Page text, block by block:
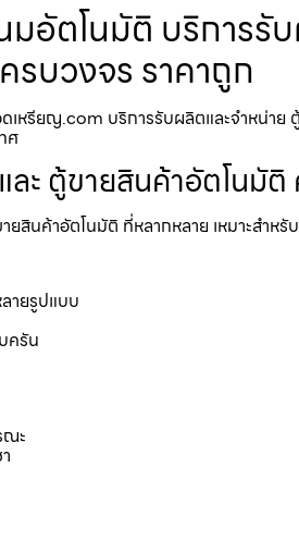
อัตโนมัติ บริการ
บวงจร ราคาถูก
หรียญ.com บริการรับผลิตและจำหน่า
ศ
ะ ตู้ขายสินค้าอัตโนมัติ
ยสินค้าอัตโนมัติ ที่หลากหลาย เหมาะสำ
ายรูปแบบ
ครัน
ณะ